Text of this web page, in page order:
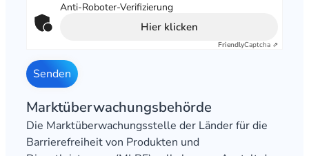
Anti-Roboter-Verifizierung
Hier klicken
FriendlyCaptcha ⇗
Senden
Markt­überwachungs­behörde
Die Marktüberwachungsstelle der Länder für die
Barrierefreiheit von Produkten und